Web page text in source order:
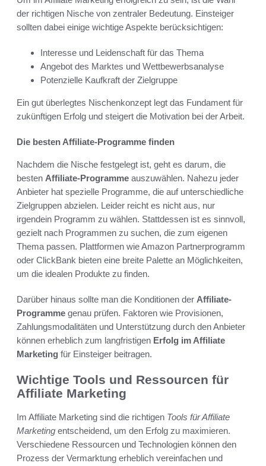
der richtigen Nische von zentraler Bedeutung. Einsteiger
sollten dabei einige wichtige Aspekte berücksichtigen:
Interesse und Leidenschaft für das Thema
Angebot des Marktes und Wettbewerbsanalyse
Potenzielle Kaufkraft der Zielgruppe
Ein gut überlegtes Nischenkonzept legt das Fundament für
zukünftigen Erfolg und steigert die Motivation bei der Arbeit.
Die besten Affiliate-Programme finden
Nachdem die Nische festgelegt ist, geht es darum, die
besten Affiliate-Programme auszuwählen. Nahezu jeder
Anbieter hat spezielle Programme, die auf unterschiedliche
Zielgruppen abzielen. Leider reicht es nicht aus, nur
irgendein Programm zu wählen. Stattdessen ist es sinnvoll,
gezielt nach Programmen zu suchen, die zum eigenen
Thema passen. Plattformen wie Amazon Partnerprogramm
oder ClickBank bieten eine breite Palette an Möglichkeiten,
um die idealen Produkte zu finden.
Darüber hinaus sollte man die Konditionen der Affiliate-
Programme genau prüfen. Faktoren wie Provisionen,
Zahlungsmodalitäten und Unterstützung durch den Anbieter
können erheblich zum langfristigen Erfolg im Affiliate
Marketing für Einsteiger beitragen.
Wichtige Tools und Ressourcen für
Affiliate Marketing
Im Affiliate Marketing sind die richtigen Tools für Affiliate
Marketing entscheidend, um den Erfolg zu maximieren.
Verschiedene Ressourcen und Technologien können den
Prozess der Vermarktung erheblich vereinfachen und